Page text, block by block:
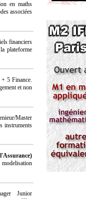
en maths
associées
financiers
plateforme
5 Finance.
et non
Master
instruments
Junior